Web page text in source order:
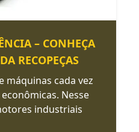
– CONHEÇA
RECOPEÇAS
máquinas cada vez
Nesse
industriais